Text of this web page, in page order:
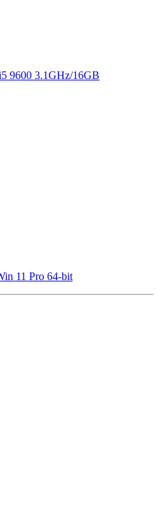
9600 3.1GHz/16GB
11 Pro 64-bit